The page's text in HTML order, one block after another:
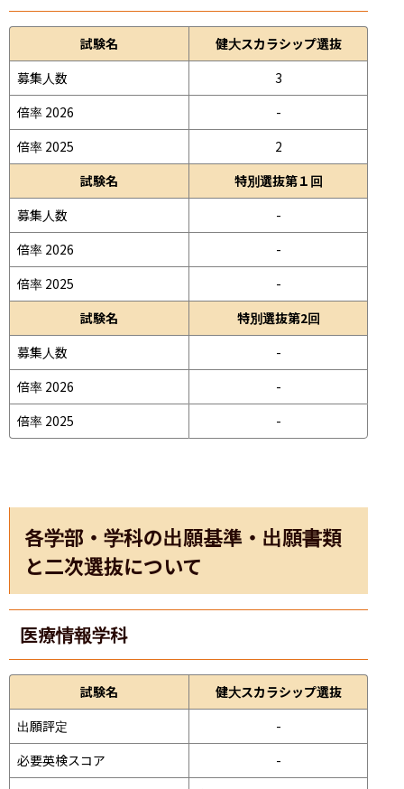
試験名
健大スカラシップ選抜
募集人数
3
倍率 2026
-
倍率 2025
2
試験名
特別選抜第１回
募集人数
-
倍率 2026
-
倍率 2025
-
試験名
特別選抜第2回
募集人数
-
倍率 2026
-
倍率 2025
-
各学部・学科の出願基準・出願書類
と二次選抜について
医療情報学科
試験名
健大スカラシップ選抜
出願評定
-
必要英検スコア
-